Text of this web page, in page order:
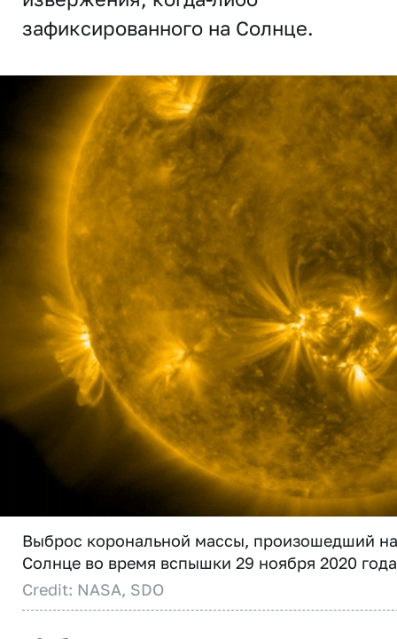
зафиксированного на Солнце.
Выброс корональной массы, произошедший на
Солнце во время вспышки 29 ноября 2020
Credit: NASA, SDO